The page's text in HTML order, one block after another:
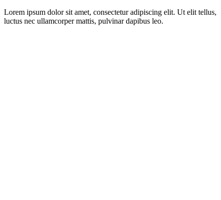
Lorem ipsum dolor sit amet, consectetur adipiscing elit. Ut elit tellus,
luctus nec ullamcorper mattis, pulvinar dapibus leo.